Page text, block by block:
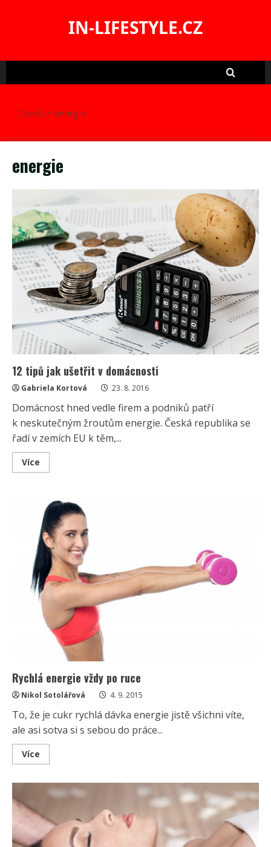
IN-LIFESTYLE.CZ
Domů energie
energie
12 tipů jak ušetřit v domácnosti
Gabriela Kortová 23. 8. 2016
Domácnost hned vedle firem a podniků patří
k neskutečným žroutům energie. Česká republika se
řadí v zemích EU k těm,...
Více
more
jak
ušetřit
v
domácnosti
Rychlá energie vždy po ruce
Nikol Sotolářová 4. 9. 2015
To, že je cukr rychlá dávka energie jistě všichni víte,
ale asi sotva si s sebou do práce...
Více
more
energie
vždy
ruce